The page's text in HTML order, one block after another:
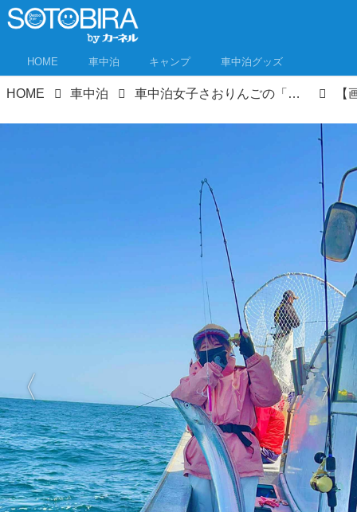
HOME 車中泊 キャンプ 車中泊グッズ
HOME 車中泊 車中泊女子さおりんごの「食べるまでが車中泊★」キャッチ＆スリープ② 北茨城でタチウオ釣り